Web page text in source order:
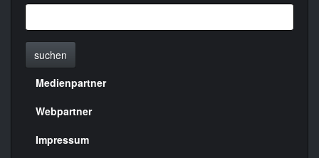
suchen
Menülinks
rechte
Seite
Medienpartner
Webpartner
Impressum